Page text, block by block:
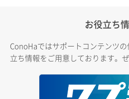
お役立ち
ConoHaではサポートコンテンツ
立ち情報をご用意しております。